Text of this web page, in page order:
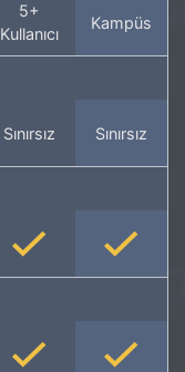
5+
Kullanıcı
Kampüs
Sınırsız Sınırsız